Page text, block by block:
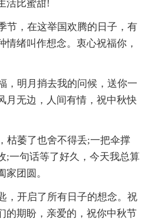
活比蜜甜!
节，在这举国欢腾的日子，有
绪叫作想念。衷心祝福你，
，明月捎去我的问候，送你一
月无边，人间有情，祝中秋快
枯萎了也舍不得丢;一把伞撑
;一句话等了好久，今天我总算
团圆。
，开启了所有日子的想念。祝
的期盼，亲爱的，祝你中秋节